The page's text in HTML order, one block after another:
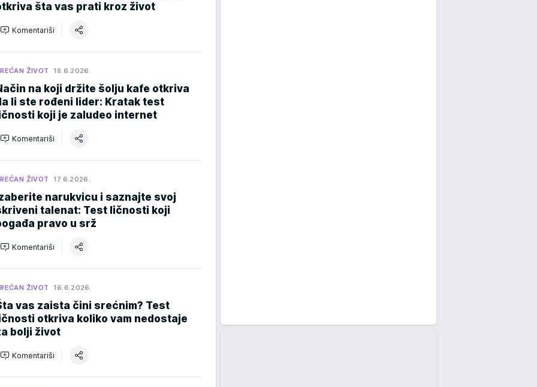
šta vas prati kroz život
Komentariši
ŽIVOT 18.6.2026.
na koji držite šolju kafe otkriva
li ste rođeni lider: Kratak test
koji je zaludeo internet
Komentariši
ŽIVOT 17.6.2026.
narukvicu i saznajte svoj
talenat: Test ličnosti koji
pravo u srž
Komentariši
ŽIVOT 16.6.2026.
vas zaista čini srećnim? Test
otkriva koliko vam nedostaje
bolji život
Komentariši